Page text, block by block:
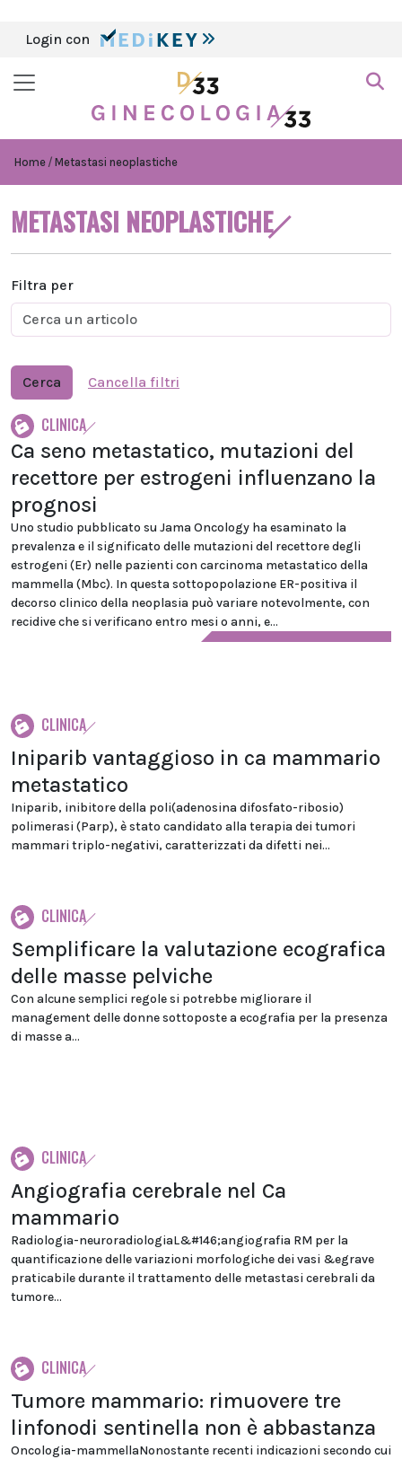
Login con
Home Metastasi neoplastiche
METASTASI NEOPLASTICHE
Filtra per
Cerca Cancella filtri
CLINICA
Ca seno metastatico, mutazioni del
recettore per estrogeni influenzano la
prognosi
Uno studio pubblicato su Jama Oncology ha esaminato la
prevalenza e il significato delle mutazioni del recettore degli
estrogeni (Er) nelle pazienti con carcinoma metastatico della
mammella (Mbc). In questa sottopopolazione ER-positiva il
decorso clinico della neoplasia può variare notevolmente, con
recidive che si verificano entro mesi o anni, e...
CLINICA
Iniparib vantaggioso in ca mammario
metastatico
Iniparib, inibitore della poli(adenosina difosfato-ribosio)
polimerasi (Parp), è stato candidato alla terapia dei tumori
mammari triplo-negativi, caratterizzati da difetti nei...
CLINICA
Semplificare la valutazione ecografica
delle masse pelviche
Con alcune semplici regole si potrebbe migliorare il
management delle donne sottoposte a ecografia per la presenza
di masse a...
CLINICA
Angiografia cerebrale nel Ca
mammario
Radiologia-neuroradiologiaL&#146;angiografia RM per la
quantificazione delle variazioni morfologiche dei vasi &egrave
praticabile durante il trattamento delle metastasi cerebrali da
tumore...
CLINICA
Tumore mammario: rimuovere tre
linfonodi sentinella non è abbastanza
Oncologia-mammellaNonostante recenti indicazioni secondo cui